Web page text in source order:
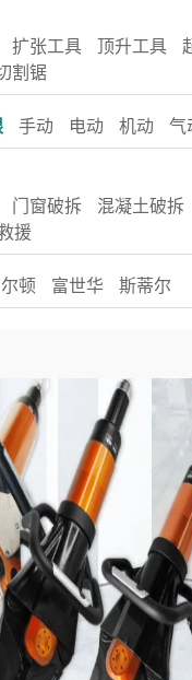
扩张工具 顶升工具
割锯
手动 电动 机动 气
门窗破拆 混凝土破拆
援
顿 富世华 斯蒂尔